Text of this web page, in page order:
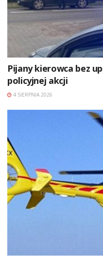
Pijany kierowca bez
policyjnej akcji
4 SIERPNIA 2026